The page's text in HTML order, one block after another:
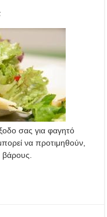
σας για φαγητό
να προτιμηθούν,